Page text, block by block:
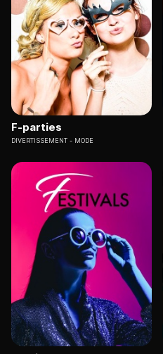
F-parties
DIVERTISSEMENT MODE